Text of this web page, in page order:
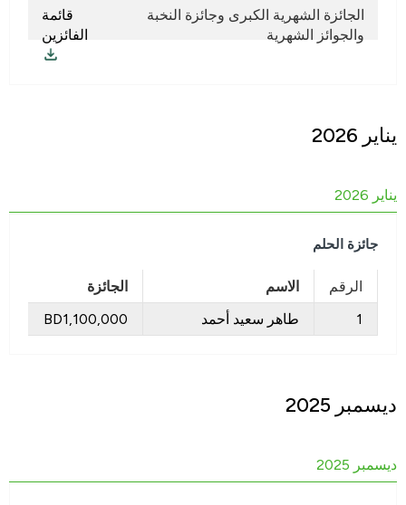
الجائزة الشهرية الكبرى وجائزة النخبة
والجوائز الشهرية
قائمة
الفائزين
يناير 2026
يناير 2026
جائزة الحلم
الرقم الاسم
الجائزة
1
طاهر سعيد أحمد BD1,100,000
ديسمبر 2025
ديسمبر 2025